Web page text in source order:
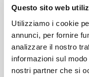
Questo sito web
Utilizziamo i cookie
annunci, per fornire
analizzare il nostro
informazioni sul
nostri partner che si